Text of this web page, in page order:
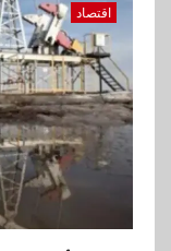
اقتصاد